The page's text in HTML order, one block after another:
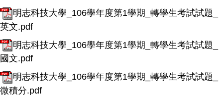
明志科技大學_106學年度第1學期_轉學生考試試題_
英文.pdf
明志科技大學_106學年度第1學期_轉學生考試試題_
國文.pdf
明志科技大學_106學年度第1學期_轉學生考試試題_
微積分.pdf